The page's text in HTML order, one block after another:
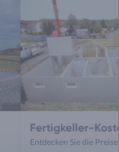
Fertigkeller-
Entdecken Sie die